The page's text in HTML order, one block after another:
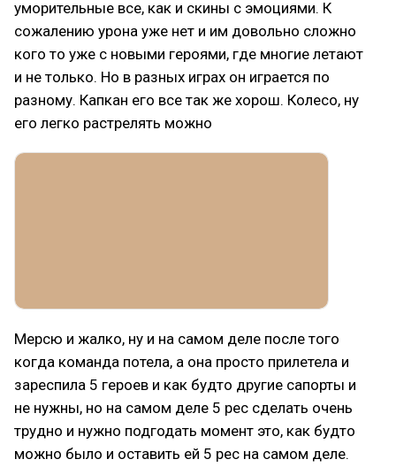
уморительные все, как и скины с эмоциями. К
сожалению урона уже нет и им довольно сложно
кого то уже с новыми героями, где многие летают
и не только. Но в разных играх он играется по
разному. Капкан его все так же хорош. Колесо, ну
его легко растрелять можно
Мерсю и жалко, ну и на самом деле после того
когда команда потела, а она просто прилетела и
зареспила 5 героев и как будто другие сапорты и
не нужны, но на самом деле 5 рес сделать очень
трудно и нужно подгодать момент это, как будто
можно было и оставить ей 5 рес на самом деле.